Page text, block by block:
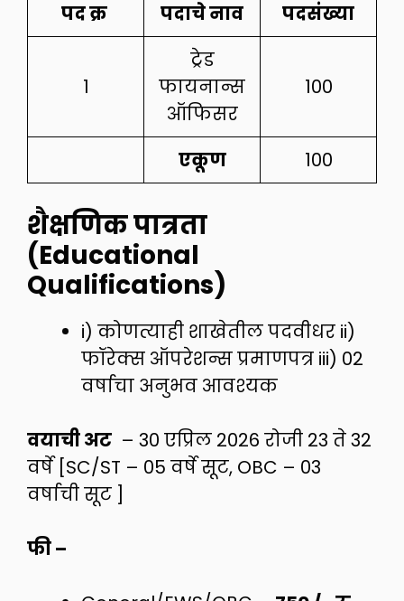
पद क्र पदाचे नाव पदसंख्या
1
ट्रेड
फायनान्स
ऑफिसर
100
एकूण 100
शैक्षणिक पात्रता
(Educational
Qualifications)
i) कोणत्याही शाखेतील पदवीधर ii)
फॉरेक्स ऑपरेशन्स प्रमाणपत्र iii) 02
वर्षाचा अनुभव आवश्यक
वयाची अट – 30 एप्रिल 2026 रोजी 23 ते 32
वर्षे [SC/ST – 05 वर्षे सूट, OBC – 03
वर्षाची सूट ]
फी –